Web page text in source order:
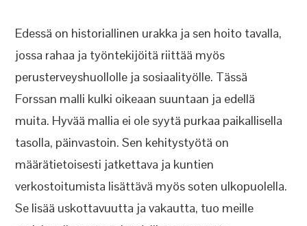
Edessä on historiallinen urakka ja sen hoito tavalla,
jossa rahaa ja työntekijöitä riittää myös
perusterveyshuollolle ja sosiaalityölle. Tässä
Forssan malli kulki oikeaan suuntaan ja edellä
muita. Hyvää mallia ei ole syytä purkaa paikallisella
tasolla, päinvastoin. Sen kehitystyötä on
määrätietoisesti jatkettava ja kuntien
verkostoitumista lisättävä myös soten ulkopuolella.
Se lisää uskottavuutta ja vakautta, tuo meille